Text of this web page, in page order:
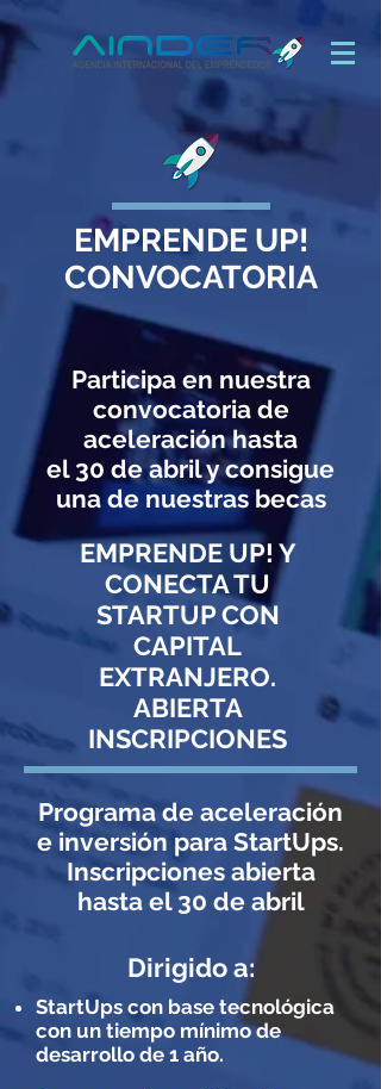
EMPRENDE UP!
CONVOCATORIA
Participa en nuestra
convocatoria de
aceleración hasta
el 30 de abril y consigue
una de nuestras becas
EMPRENDE UP! Y
CONECTA TU
STARTUPCON
CAPITAL
EXTRANJERO.
ABIERTA
INSCRIPCIONES
Programa de aceleración
e inversión para StartUps.
Inscripciones abierta
hasta el 30 de abril
Dirigido a:
StartUps con base tecnológica
con un tiempo mínimo de
desarrollo de 1 año.